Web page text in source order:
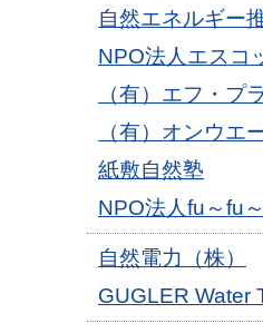
自然エネルギー
NPO法人エスコ
（有）エフ・プ
（有）オンウエ
紙敷自然塾
NPO法人fu～fu
自然電力（株）
GUGLER Water